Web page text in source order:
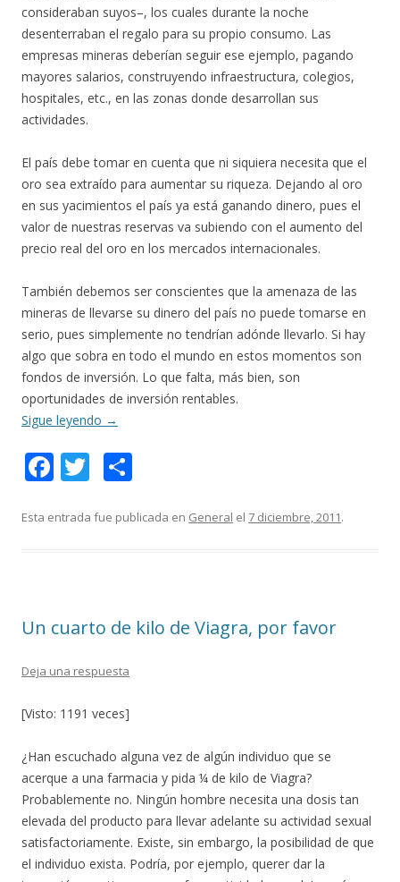
consideraban suyos–, los cuales durante la noche
desenterraban el regalo para su propio consumo. Las
empresas mineras deberían seguir ese ejemplo, pagando
mayores salarios, construyendo infraestructura, colegios,
hospitales, etc., en las zonas donde desarrollan sus
actividades.
El país debe tomar en cuenta que ni siquiera necesita que el
oro sea extraído para aumentar su riqueza. Dejando al oro
en sus yacimientos el país ya está ganando dinero, pues el
valor de nuestras reservas va subiendo con el aumento del
precio real del oro en los mercados internacionales.
También debemos ser conscientes que la amenaza de las
mineras de llevarse su dinero del país no puede tomarse en
serio, pues simplemente no tendrían adónde llevarlo. Si hay
algo que sobra en todo el mundo en estos momentos son
fondos de inversión. Lo que falta, más bien, son
oportunidades de inversión rentables.
Sigue leyendo →
F
e
k
T
itt m
r
Esta entrada fue publicada en General el 7 diciembre, 2011.
Un cuarto de kilo de Viagra, por favor
Deja una respuesta
[Visto: 1191 veces]
¿Han escuchado alguna vez de algún individuo que se
acerque a una farmacia y pida ¼ de kilo de Viagra?
Probablemente no. Ningún hombre necesita una dosis tan
elevada del producto para llevar adelante su actividad sexual
satisfactoriamente. Existe, sin embargo, la posibilidad de que
el individuo exista. Podría, por ejemplo, querer dar la